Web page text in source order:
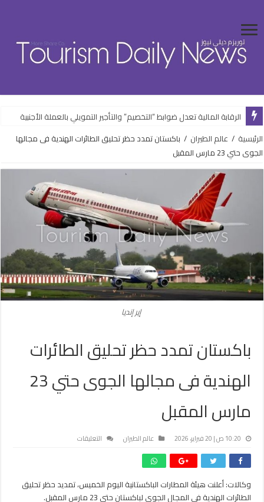
الرقابة المالية تعدل ضوابط “التخصيم” والتأجير التمويلي بالعملة الأجنبية
الرئيسية / عالم الطيران / باكستان تمدد حظر تحليق الطائرات الهندية فى مجالها
الجوى حتي 23 مارس المقبل
إير إنديا
باكستان تمدد حظر تحليق الطائرات
الهندية فى مجالها الجوى حتي 23
مارس المقبل
10:20 ص | 20 فبراير، 2026 عالم الطيران التعليقات
تحليق
الطائرات
وكالات: أعلنت هيئة المطارات الباكستانية اليوم الخميس، تمديد حظر تحليق
الطائرات الهندية فى المجال الجوى لباكستان حتى 23 مارس المقبل.